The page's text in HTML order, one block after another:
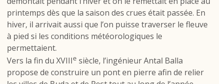
printemps dès que la saison des crues était passée. En
hiver, il arrivait aussi que l’on puisse traverser le fleuve
à pied si les conditions météorologiques le
permettaient.
Vers la fin du XVIIIe siècle, l’ingénieur Antal Balla
propose de construire un pont en pierre afin de relier